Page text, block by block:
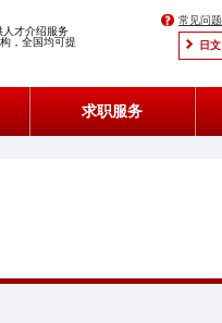
人才介绍服务
，全国均可提
常见问题
日文
求职服务